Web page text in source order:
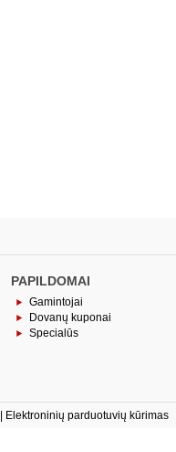
PAPILDOMAI
Gamintojai
Dovanų kuponai
Specialūs
Elektroninių parduotuvių kūrimas